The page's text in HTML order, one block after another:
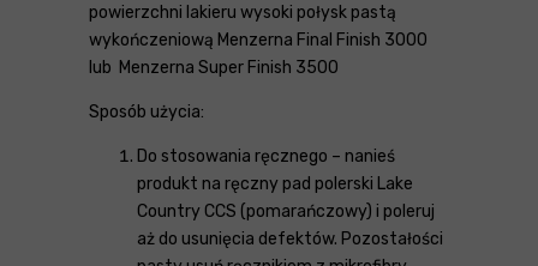
powierzchni lakieru wysoki połysk pastą
wykończeniową Menzerna Final Finish 3000
lub Menzerna Super Finish 3500
Sposób użycia:
Do stosowania ręcznego – nanieś
produkt na ręczny pad polerski Lake
Country CCS (pomarańczowy) i poleruj
aż do usunięcia defektów. Pozostałości